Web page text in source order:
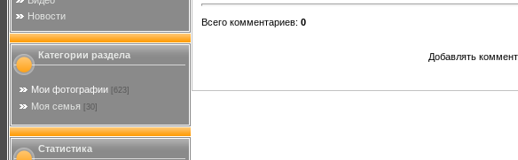
Новости
Категории раздела
Мои фотографии [623]
Моя семья [30]
Статистика
Всего комментариев: 0
Добавлять